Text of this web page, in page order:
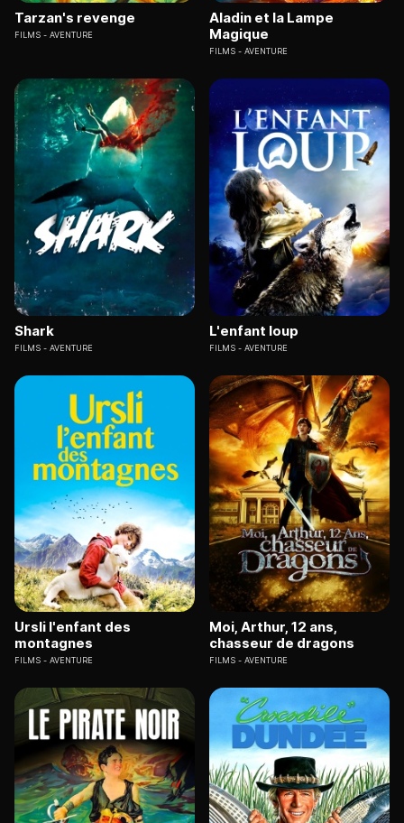
Tarzan's revenge
FILMS AVENTURE
Aladin et la Lampe
Magique
FILMS AVENTURE
Shark
FILMS AVENTURE
L'enfant loup
FILMS AVENTURE
Ursli l'enfant des
montagnes
FILMS AVENTURE
Moi, Arthur, 12 ans,
chasseur de dragons
FILMS AVENTURE